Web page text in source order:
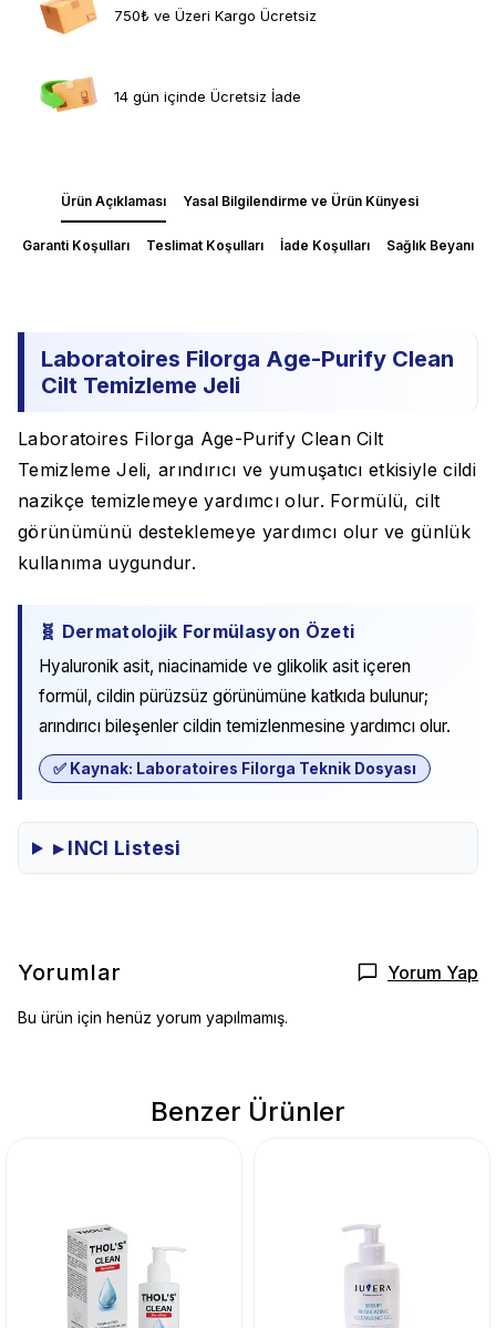
750₺ ve Üzeri Kargo Ücretsiz
14 gün içinde Ücretsiz İade
Ürün Açıklaması Yasal Bilgilendirme ve Ürün Künyesi
Garanti Koşulları Teslimat Koşulları İade Koşulları Sağlık Beyanı
Laboratoires Filorga Age-Purify Clean
Cilt Temizleme Jeli
Laboratoires Filorga Age-Purify Clean Cilt
Temizleme Jeli, arındırıcı ve yumuşatıcı etkisiyle cildi
nazikçe temizlemeye yardımcı olur. Formülü, cilt
görünümünü desteklemeye yardımcı olur ve günlük
kullanıma uygundur.
🧬 Dermatolojik Formülasyon Özeti
Hyaluronik asit, niacinamide ve glikolik asit içeren
formül, cildin pürüzsüz görünümüne katkıda bulunur;
arındırıcı bileşenler cildin temizlenmesine yardımcı olur.
✅ Kaynak: Laboratoires Filorga Teknik Dosyası
▸ INCI Listesi
Yorumlar Yorum Yap
Bu ürün için henüz yorum yapılmamış.
Benzer Ürünler